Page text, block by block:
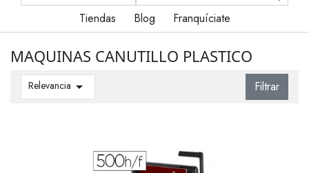
Tiendas Blog Franquíciate
MAQUINAS CANUTILLO PLASTICO
Relevancia  Filtrar